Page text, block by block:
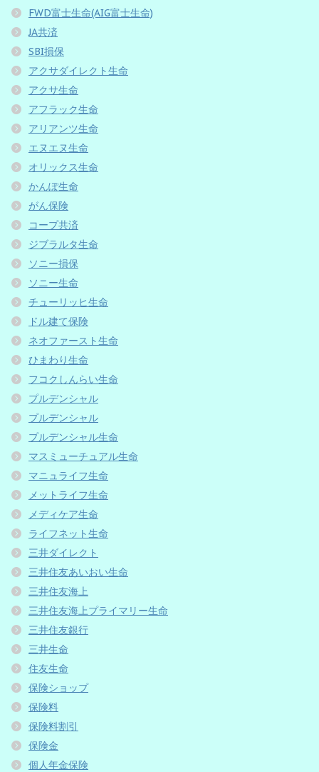
FWD富士生命(AIG富士生命)
JA共済
SBI損保
アクサダイレクト生命
アクサ生命
アフラック生命
アリアンツ生命
エヌエヌ生命
オリックス生命
かんぽ生命
がん保険
コープ共済
ジブラルタ生命
ソニー損保
ソニー生命
チューリッヒ生命
ドル建て保険
ネオファースト生命
ひまわり生命
フコクしんらい生命
プルデンシャル
プルデンシャル
プルデンシャル生命
マスミューチュアル生命
マニュライフ生命
メットライフ生命
メディケア生命
ライフネット生命
三井ダイレクト
三井住友あいおい生命
三井住友海上
三井住友海上プライマリー生命
三井住友銀行
三井生命
住友生命
保険ショップ
保険料
保険料割引
保険金
個人年金保険